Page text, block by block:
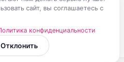
сайт, вы соглашаетесь с
конфиденциальности